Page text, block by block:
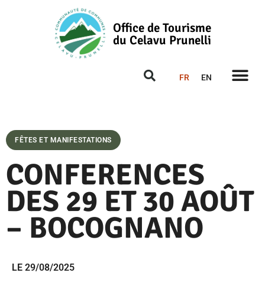
Office de Tourisme
du Celavu Prunelli
FR EN
FÊTES ET MANIFESTATIONS
CONFERENCES
DES 29 ET 30 AOÛT
– BOCOGNANO
LE 29/08/2025